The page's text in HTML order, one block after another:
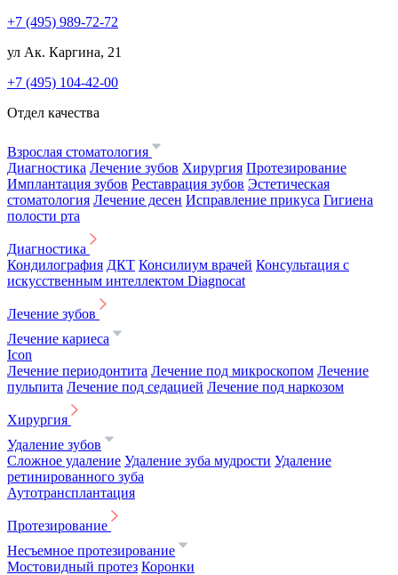
+7 (495) 989-72-72
ул Ак. Каргина, 21
+7 (495) 104-42-00
Отдел качества
Взрослая стоматология
Диагностика Лечение зубов Хирургия Протезирование
Имплантация зубов Реставрация зубов Эстетическая
стоматология Лечение десен Исправление прикуса Гигиена
полости рта
Диагностика
Кондилография ДКТ Консилиум врачей Консультация с
искусственным интеллектом Diagnocat
Лечение зубов
Лечение кариеса
Icon
Лечение периодонтита Лечение под микроскопом Лечение
пульпита Лечение под седацией Лечение под наркозом
Хирургия
Удаление зубов
Сложное удаление Удаление зуба мудрости Удаление
ретинированного зуба
Аутотрансплантация
Протезирование
Несъемное протезирование
Мостовидный протез Коронки